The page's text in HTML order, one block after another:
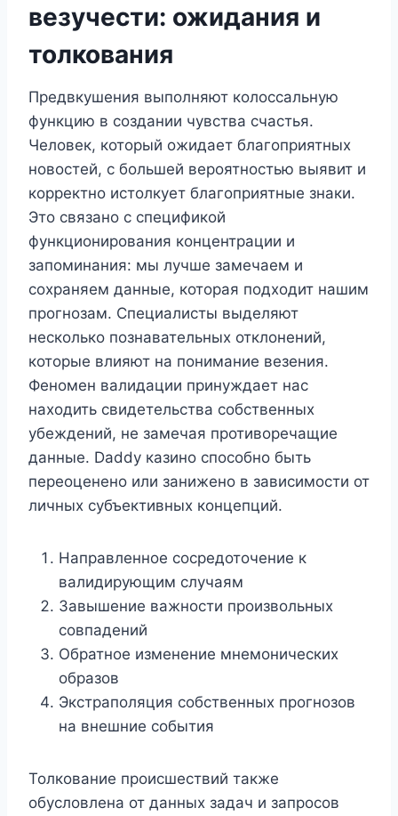
везучести: ожидания и
толкования
Предвкушения выполняют колоссальную
функцию в создании чувства счастья.
Человек, который ожидает благоприятных
новостей, с большей вероятностью выявит и
корректно истолкует благоприятные знаки.
Это связано с спецификой
функционирования концентрации и
запоминания: мы лучше замечаем и
сохраняем данные, которая подходит нашим
прогнозам. Специалисты выделяют
несколько познавательных отклонений,
которые влияют на понимание везения.
Феномен валидации принуждает нас
находить свидетельства собственных
убеждений, не замечая противоречащие
данные. Daddy казино способно быть
переоценено или занижено в зависимости от
личных субъективных концепций.
Направленное сосредоточение к
валидирующим случаям
Завышение важности произвольных
совпадений
Обратное изменение мнемонических
образов
Экстраполяция собственных прогнозов
на внешние события
Толкование происшествий также
обусловлена от данных задач и запросов